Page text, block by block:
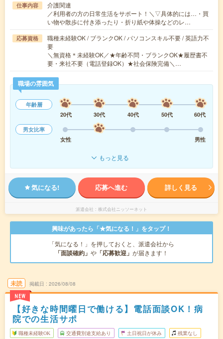
仕事内容
介護関連
／利用者の方の日常生活をサポート！＼▽具体的には…・買
い物や散歩に付き添ったり・折り紙や体操などのレ…
応募資格
職種未経験OK / ブランクOK / パソコンスキル不要 / 英語力不
要
＼無資格＊未経験OK／★年齢不問・ブランクOK★履歴書不
要・来社不要（電話登録OK）★社会保険完備＼…
職場の雰囲気
年齢層
20代
30代 40代 50代
60代
男女比率
女性
男性
もっと見る
気になる! 応募へ進む 詳しく見る
派遣会社 株式会社ニッソーネット
興味があったら「★気になる！」をタップ！
「気になる！」を押しておくと、派遣会社から
「面談確約」 や 「応募歓迎」 が届きます！
未読
NEW
掲載日 2026/08/08
【好きな時間曜日で働ける】電話面談OK！病
院での生活サポ
職種未経験OK 交通費別途支給あり 土日祝日が休み 残業なし